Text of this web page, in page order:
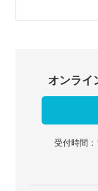
オンライ
受付時間